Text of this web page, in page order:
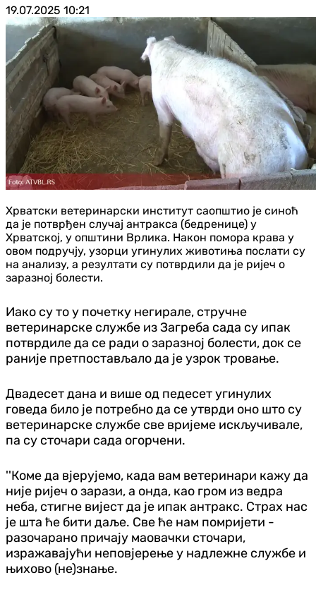
19.07.2025 10:21
Хрватски ветеринарски институт саопштио је синоћ
да је потврђен случај антракса (бедренице) у
Хрватској, у општини Врлика. Након помора крава у
овом подручју, узорци угинулих животиња послати су
на анализу, а резултати су потврдили да је ријеч о
заразној болести.
Иако су то у почетку негирале, стручне
ветеринарске службе из Загреба сада су ипак
потврдиле да се ради о заразној болести, док се
раније претпостављало да је узрок тровање.
Двадесет дана и више од педесет угинулих
говеда било је потребно да се утврди оно што су
ветеринарске службе све вријеме искључивале,
па су сточари сада огорчени.
''Коме да вјерујемо, када вам ветеринари кажу да
није ријеч о зарази, а онда, као гром из ведра
неба, стигне вијест да је ипак антракс. Страх нас
је шта ће бити даље. Све ће нам помријети -
разочарано причају маовачки сточари,
изражавајући неповјерење у надлежне службе и
њихово (не)знање.